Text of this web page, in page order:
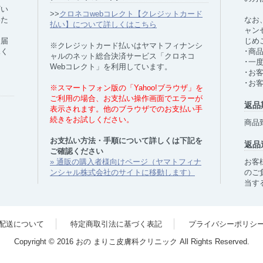
>>クロネコwebコレクト【クレジットカード
払い】について詳しくはこちら
※クレジットカード払いはヤマトフィナンシ
ャルのネット総合決済サービス「クロネコ
Webコレクト」を利用しています。
※スマートフォン版の「Yahoo!ブラウザ」を
ご利用の場合、お支払い操作画面でエラーが
表示されます。他のブラウザでのお支払い手
続きをお試しください。
お支払い方法・手順について詳しくは下記を
ご確認ください
» 通販の購入者様向けページ（ヤマトフィナ
ンシャル株式会社のサイトに移動します）
なお
ャン
じめ
･商
･一
･お
･お
返品
商品
返品
お客
のご
当す
送について 特定商取引法に基づく表記
プライバシーポリシ
Copyright © 2016 おの まりこ皮膚科クリニック All Rights Reserved.